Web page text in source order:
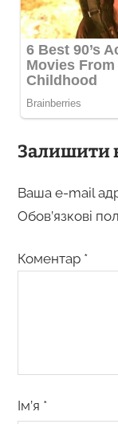
Залишити
Ваша e-mail
Обов’язкові
Коментар *
Ім’я *